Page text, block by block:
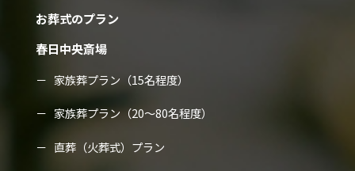
お葬式のプラン
春日中央斎場
家族葬プラン（15名程度）
家族葬プラン（20～80名程度）
直葬（火葬式）プラン